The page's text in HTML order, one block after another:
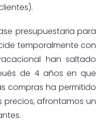
presupuestaria para
temporalmente con
han saltado
de 4 años en que
compras ha permitido
precios, afrontamos un